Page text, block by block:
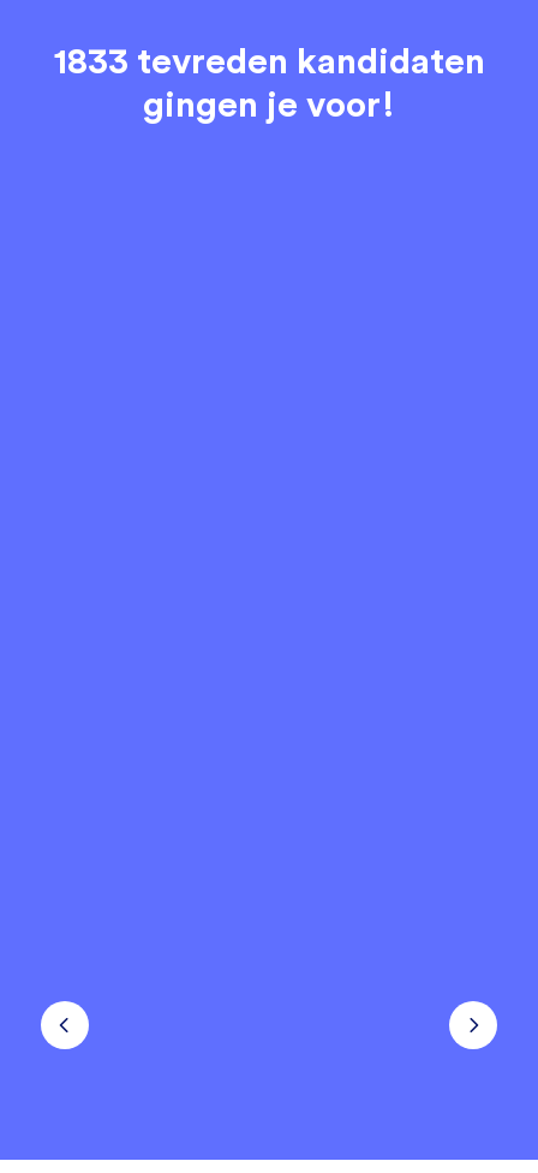
1833 tevreden kandidaten
gingen je voor!